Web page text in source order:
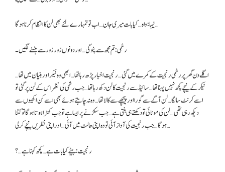
نیہا: واہ… کیا بات میری جان… اب تو تمہارے لئے بھی لن کا انتظام کرنا ہوگا…
رشمی: تم مجھ سے پٹو گی… اور دونوں زور زور سے ہنسنے لگیں۔
اگلے دن گھر پر رشمی رنجیت کے کمرے میں گئی… رنجیت اخبار پڑھ رہا تھا… ابھی وہ نیکر اور بنیان میں تھا…
نیکر کے نیچے کچھ نہیں پہنا تھا… سائیڈ سے رنجیت کا لن دکھ رہا تھا… جب رشمی کی نظر اس کے لن پر گئی تو
اسے کرنٹ سا لگا… لن آگے سے گورا اور پیچھے سے کالا تھا… وہ نہ چاہتے ہوئے بھی اسے کن اکھیوں سے
دیکھ رہی تھی… لن کی موٹائی تو دکھتے ہی بنتی ہے… جب سکڑنے پر ایسا ہے تو جب کھڑا ہوتا ہوگا تو کتنا
ہوگا… جب رنجیت کی آواز آئی تو وہ اپنی حالت میں آئی… اور اپنی نظریں نیچے کر لی…
رنجیت: بیٹے کیا بات ہے… کچھ کہنا ہے…؟